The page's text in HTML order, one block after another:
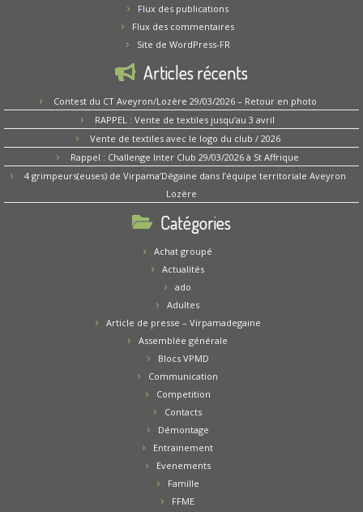
Flux des publications
Flux des commentaires
Site de WordPress-FR
Articles récents
Contest du CT Aveyron/Lozère 29/03/2026 – Retour en photo
RAPPEL : Vente de textiles jusqu’au 3 avril
Vente de textiles avec le logo du club / 2026
Rappel : Challenge Inter Club 29/03/2026 à St Affrique
4 grimpeurs(euses) de Virpama’Dégaine dans l’équipe territoriale Aveyron
Lozère
Catégories
Achat groupé
Actualités
ado
Adultes
Article de presse – Virpamadegaine
Assemblée générale
Blocs VPMD
Communication
Competition
Contacts
Démontage
Entrainement
Evenements
Famille
FFME